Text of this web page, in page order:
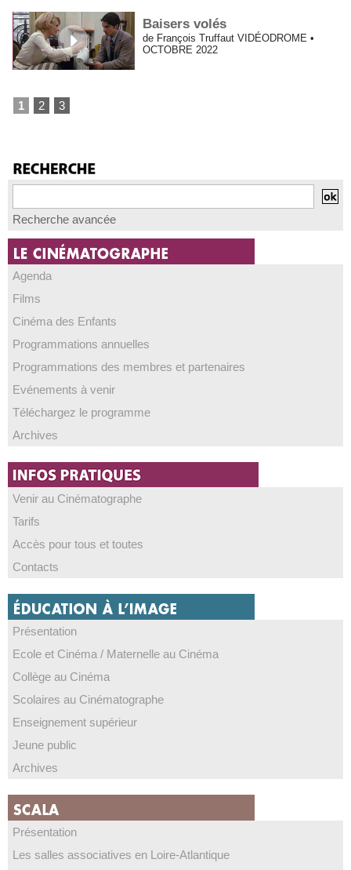
Baisers volés
de François Truffaut VIDÉODROME •
OCTOBRE 2022
1 2 3
Recherche avancée
Agenda
Films
Cinéma des Enfants
Programmations annuelles
Programmations des membres et partenaires
Evénements à venir
Téléchargez le programme
Archives
Venir au Cinématographe
Tarifs
Accès pour tous et toutes
Contacts
Présentation
Ecole et Cinéma / Maternelle au Cinéma
Collège au Cinéma
Scolaires au Cinématographe
Enseignement supérieur
Jeune public
Archives
Présentation
Les salles associatives en Loire-Atlantique